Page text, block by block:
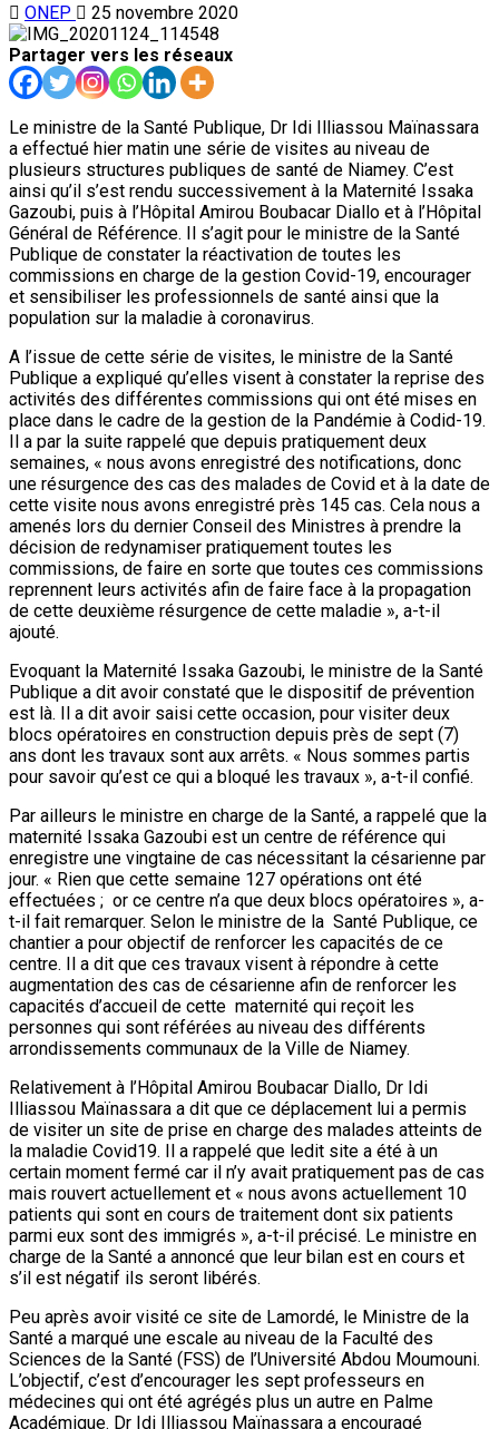
ONEP
25 novembre 2020
Partager vers les réseaux
Le ministre de la Santé Publique, Dr Idi Illiassou Maïnassara
a effectué hier matin une série de visites au niveau de
plusieurs structures publiques de santé de Niamey. C’est
ainsi qu’il s’est rendu successivement à la Maternité Issaka
Gazoubi, puis à l’Hôpital Amirou Boubacar Diallo et à l’Hôpital
Général de Référence. Il s’agit pour le ministre de la Santé
Publique de constater la réactivation de toutes les
commissions en charge de la gestion Covid-19, encourager
et sensibiliser les professionnels de santé ainsi que la
population sur la maladie à coronavirus.
A l’issue de cette série de visites, le ministre de la Santé
Publique a expliqué qu’elles visent à constater la reprise des
activités des différentes commissions qui ont été mises en
place dans le cadre de la gestion de la Pandémie à Codid-19.
Il a par la suite rappelé que depuis pratiquement deux
semaines, « nous avons enregistré des notifications, donc
une résurgence des cas des malades de Covid et à la date de
cette visite nous avons enregistré près 145 cas. Cela nous a
amenés lors du dernier Conseil des Ministres à prendre la
décision de redynamiser pratiquement toutes les
commissions, de faire en sorte que toutes ces commissions
reprennent leurs activités afin de faire face à la propagation
de cette deuxième résurgence de cette maladie », a-t-il
ajouté.
Evoquant la Maternité Issaka Gazoubi, le ministre de la Santé
Publique a dit avoir constaté que le dispositif de prévention
est là. Il a dit avoir saisi cette occasion, pour visiter deux
blocs opératoires en construction depuis près de sept (7)
ans dont les travaux sont aux arrêts. « Nous sommes partis
pour savoir qu’est ce qui a bloqué les travaux », a-t-il confié.
Par ailleurs le ministre en charge de la Santé, a rappelé que la
maternité Issaka Gazoubi est un centre de référence qui
enregistre une vingtaine de cas nécessitant la césarienne par
jour. « Rien que cette semaine 127 opérations ont été
effectuées ; or ce centre n’a que deux blocs opératoires », a-
t-il fait remarquer. Selon le ministre de la Santé Publique, ce
chantier a pour objectif de renforcer les capacités de ce
centre. Il a dit que ces travaux visent à répondre à cette
augmentation des cas de césarienne afin de renforcer les
capacités d’accueil de cette maternité qui reçoit les
personnes qui sont référées au niveau des différents
arrondissements communaux de la Ville de Niamey.
Relativement à l’Hôpital Amirou Boubacar Diallo, Dr Idi
Illiassou Maïnassara a dit que ce déplacement lui a permis
de visiter un site de prise en charge des malades atteints de
la maladie Covid19. Il a rappelé que ledit site a été à un
certain moment fermé car il n’y avait pratiquement pas de cas
mais rouvert actuellement et « nous avons actuellement 10
patients qui sont en cours de traitement dont six patients
parmi eux sont des immigrés », a-t-il précisé. Le ministre en
charge de la Santé a annoncé que leur bilan est en cours et
s’il est négatif ils seront libérés.
Peu après avoir visité ce site de Lamordé, le Ministre de la
Santé a marqué une escale au niveau de la Faculté des
Sciences de la Santé (FSS) de l’Université Abdou Moumouni.
L’objectif, c’est d’encourager les sept professeurs en
médecines qui ont été agrégés plus un autre en Palme
Académique. Dr Idi Illiassou Maïnassara a encouragé